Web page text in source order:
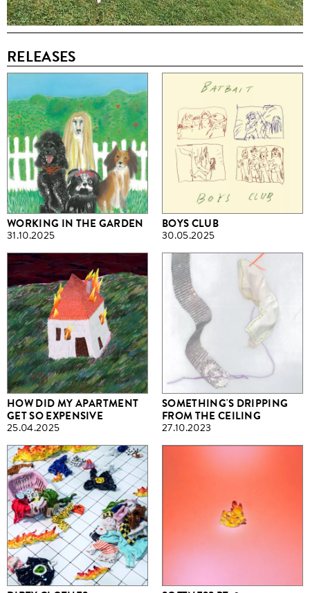
RELEASES
WORKING IN THE GARDEN
31.10.2025
BOYS CLUB
30.05.2025
HOW DID MY APARTMENT
GET SO EXPENSIVE
25.04.2025
SOMETHING'S DRIPPING
FROM THE CEILING
27.10.2023